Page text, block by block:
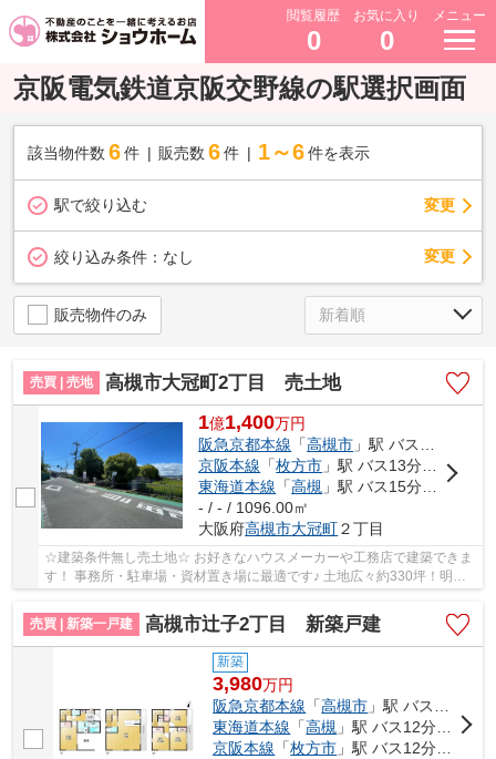
閲覧履歴
0
お気に入り
0
メニュー
京阪電気鉄道京阪交野線の駅選択画面
該当物件数 6件 販売数 6 件 1～6 件を表示
駅で絞り込む 変更
絞り込み条件： なし 変更
販売物件のみ
売買 | 売地 高槻市大冠町2丁目 売土地
1億1,400万円
阪急京都本線 「高槻市 」駅 バス8分 「辻子」 停歩8分
京阪本線 「枚方市 」駅 バス13分 「南辻子」 停歩9分
東海道本線 「高槻 」駅 バス15分 「大冠町」 停歩1分
- / - / 1096.00㎡
大阪府高槻市大冠町２丁目
☆建築条件無し売土地☆ お好きなハウスメーカーや工務店で建築できま
す！ 事務所・駐車場・資材置き場に最適です♪ 土地広々約330坪！明る
売買 | 新築一戸建
高槻市辻子2丁目 新築戸建
新築
3,980万円
阪急京都本線 「高槻市 」駅 バス10分 「内黒地橋」 停歩2分
東海道本線 「高槻 」駅 バス12分 「内黒地橋」 停歩2分
京阪本線 「枚方市 」駅 バス12分 「内黒地橋」 停歩2分